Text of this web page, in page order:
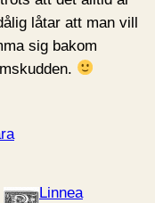
låtar att man vill
sig bakom
Linnea